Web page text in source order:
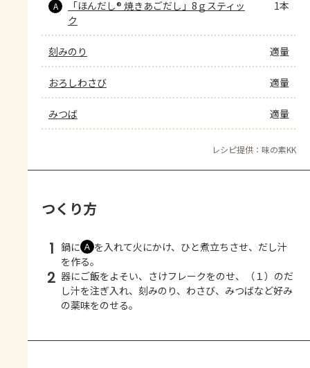
A
「ほんだし® 焼きあごだし」8ｇスティッ
ク
1本
刻みのり 適量
おろしわさび 適量
みつば 適量
レシピ提供：味の素KK
つくり方
1 鍋に Ａ を入れて火にかけ、ひと煮立ちさせ、だし汁
を作る。
2 器にご飯をよそい、さけフレークをのせ、（１）のだ
し汁を注ぎ入れ、刻みのり、わさび、みつばなど好み
の薬味をのせる。